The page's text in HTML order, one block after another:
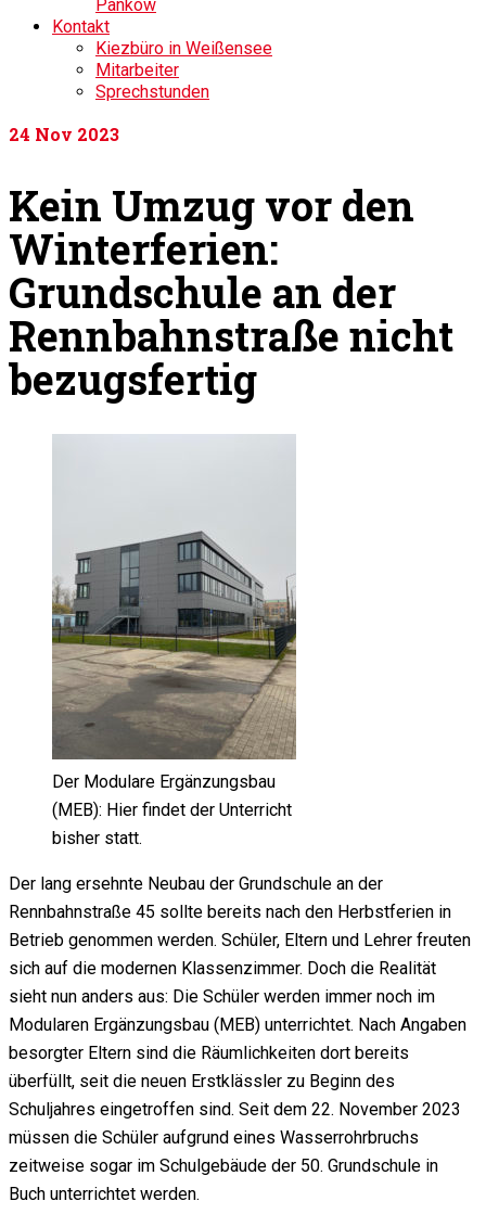
Pankow
Kontakt
Kiezbüro in Weißensee
Mitarbeiter
Sprechstunden
24 Nov 2023
Kein Umzug vor den
Winterferien:
Grundschule an der
Rennbahnstraße nicht
bezugsfertig
Der Modulare Ergänzungsbau
(MEB): Hier findet der Unterricht
bisher statt.
Der lang ersehnte Neubau der Grundschule an der
Rennbahnstraße 45 sollte bereits nach den Herbstferien in
Betrieb genommen werden. Schüler, Eltern und Lehrer freuten
sich auf die modernen Klassenzimmer. Doch die Realität
sieht nun anders aus: Die Schüler werden immer noch im
Modularen Ergänzungsbau (MEB) unterrichtet. Nach Angaben
besorgter Eltern sind die Räumlichkeiten dort bereits
überfüllt, seit die neuen Erstklässler zu Beginn des
Schuljahres eingetroffen sind. Seit dem 22. November 2023
müssen die Schüler aufgrund eines Wasserrohrbruchs
zeitweise sogar im Schulgebäude der 50. Grundschule in
Buch unterrichtet werden.